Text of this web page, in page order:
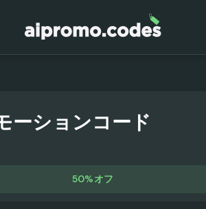
ーションコード
50%オフ